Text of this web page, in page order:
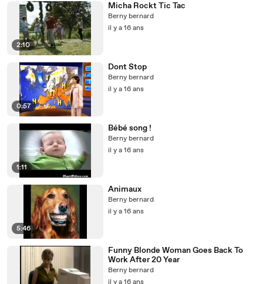
2:10
Micha Rockt Tic Tac
Berny bernard
il y a 16 ans
0:57
Dont Stop
Berny bernard
il y a 16 ans
1:11
Bébé song !
Berny bernard
il y a 16 ans
5:46
Animaux
Berny bernard
il y a 16 ans
Funny Blonde Woman Goes Back To
Work After 20 Year
Berny bernard